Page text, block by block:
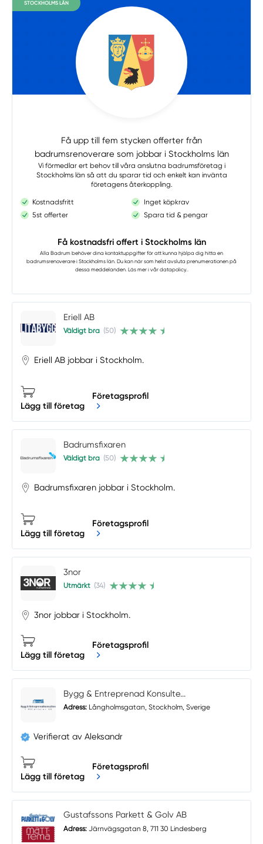
STOCKHOLMS LÄN
Få upp till fem stycken offerter från
badrumsrenoverare som jobbar i Stockholms län
Vi förmedlar ert behov till våra anslutna badrumsföretag i
Stockholms län så att du sparar tid och enkelt kan invänta
företagens återkoppling.
Kostnadsfritt
Inget köpkrav
5st offerter
Spara tid & pengar
Få kostnadsfri offert i Stockholms län
Alla Badrum behöver dina kontaktuppgifter för att kunna hjälpa dig hitta en
badrumsrenoverare i Stockholms län. Du kan när som helst avsluta prenumerationen på
dessa meddelanden. Läs mer i vår datapolicy..
Eriell AB
Väldigt bra (50)
Eriell AB jobbar i Stockholm.
Lägg till företag
Företagsprofil
Badrumsfixaren
Väldigt bra (50)
Badrumsfixaren jobbar i Stockholm.
Lägg till företag
Företagsprofil
3nor
Utmärkt (34)
3nor jobbar i Stockholm.
Lägg till företag
Företagsprofil
Bygg & Entreprenad Konsulte...
Adress: Långholmsgatan, Stockholm, Sverige
Verifierat av Aleksandr
Lägg till företag
Företagsprofil
Gustafssons Parkett & Golv AB
Adress: Järnvägsgatan 8, 711 30 Lindesberg